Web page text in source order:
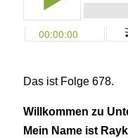
Das ist Folge 678.
Willkommen zu
Mein Name ist